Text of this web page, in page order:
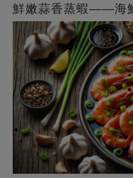
鮮嫩蒜香蒸蝦——海